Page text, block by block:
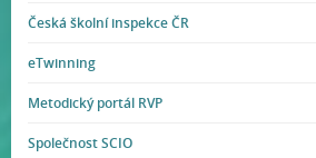
Česká školní inspekce ČR
eTwinning
Metodický portál RVP
Společnost SCIO